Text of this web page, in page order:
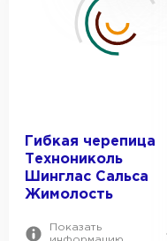
Гибкая черепица
Технониколь
Шинглас Сальса
Жимолость
Показать